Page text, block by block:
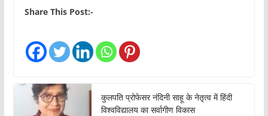
a
n
…
Share This Post:-
कुलपति प्रोफेसर नंदिनी साहू के नेतृत्व में हिंदी
विश्वविद्यालय का सर्वागीण विकास